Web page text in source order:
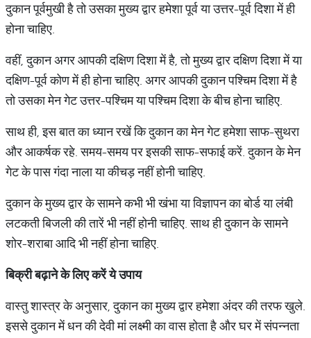
दुकान पूर्वमुखी है तो उसका मुख्य द्वार हमेशा पूर्व या उत्तर-पूर्व दिशा में ही
होना चाहिए.
वहीं, दुकान अगर आपकी दक्षिण दिशा में है, तो मुख्य द्वार दक्षिण दिशा में या
दक्षिण-पूर्व कोण में ही होना चाहिए. अगर आपकी दुकान पश्चिम दिशा में है
तो उसका मेन गेट उत्तर-पश्चिम या पश्चिम दिशा के बीच होना चाहिए.
साथ ही, इस बात का ध्यान रखें कि दुकान का मेन गेट हमेशा साफ-सुथरा
और आकर्षक रहे. समय-समय पर इसकी साफ-सफाई करें. दुकान के मेन
गेट के पास गंदा नाला या कीचड़ नहीं होनी चाहिए.
दुकान के मुख्य द्वार के सामने कभी भी खंभा या विज्ञापन का बोर्ड या लंबी
लटकती बिजली की तारें भी नहीं होनी चाहिए. साथ ही दुकान के सामने
शोर-शराबा आदि भी नहीं होना चाहिए.
बिक्री बढ़ाने के लिए करें ये उपाय
वास्तु शास्त्र के अनुसार, दुकान का मुख्य द्वार हमेशा अंदर की तरफ खुले.
इससे दुकान में धन की देवी मां लक्ष्मी का वास होता है और घर में संपन्नता